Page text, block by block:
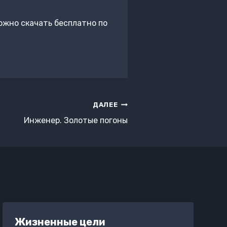
скачать бесплатно по
ДАЛЕЕ
Инженер. Золотые погоны
Жизненные цели